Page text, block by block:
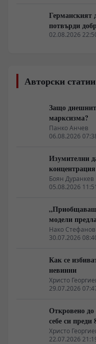
Германският
потвърди
пред "Билд"
02.08.2026
Авторски статии
Защо
марксизма?
Панко Анчев
06.08.2026
Изумителни
на най-
Боян Дуранкев
05.08.2026 11:51
„Приобщаващ
модели
Нако Стефанов
30.07.2026
Как се
невинни
Христо
29.07.2026
Откровено до
себе си преди
Христо
22.07.2026